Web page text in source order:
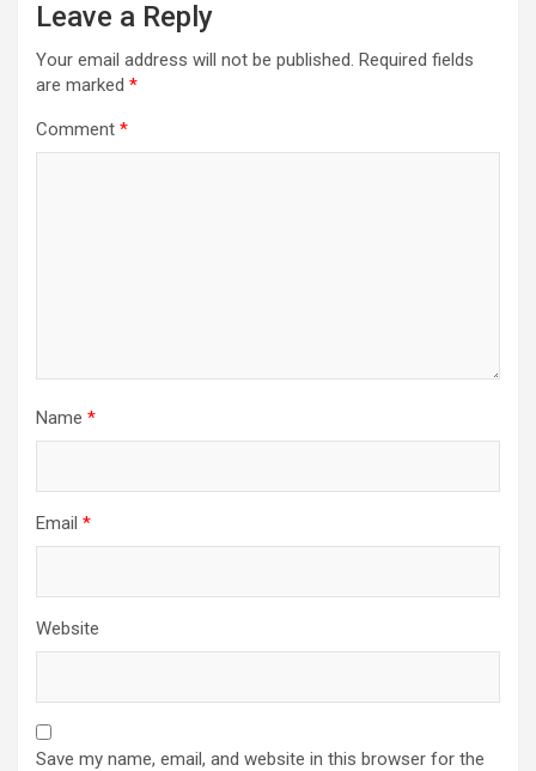
Leave a Reply
Your email address will not be published. Required fields
are marked *
Comment *
Name *
Email *
Website
Save my name, email, and website in this browser for the